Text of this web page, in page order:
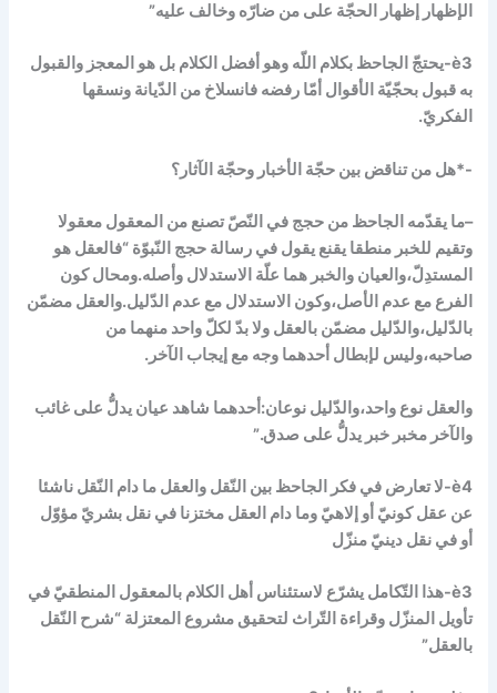
الإظهار إظهار الحجّة على من ضارّه وخالف عليه”
è3-يحتجّ الجاحظ بكلام اللّه وهو أفضل الكلام بل هو المعجز والقبول
به قبول بحجّيّة الأقوال أمّا رفضه فانسلاخ من الدّيانة ونسقها
الفكريّ.
-*هل من تناقض بين حجّة الأخبار وحجّة الآثار؟
–ما يقدّمه الجاحظ من حجج في النّصّ تصنع من المعقول معقولا
وتقيم للخبر منطقا يقنع يقول في رسالة حجج النّبوّة “فالعقل هو
المستدِلّ،والعيان والخبر هما علّة الاستدلال وأصله.ومحال كون
الفرع مع عدم الأصل،وكون الاستدلال مع عدم الدّليل.والعقل مضمّن
بالدّليل،والدّليل مضمّن بالعقل ولا بدّ لكلّ واحد منهما من
صاحبه،وليس لإبطال أحدهما وجه مع إيجاب الآخر.
والعقل نوع واحد،والدّليل نوعان:أحدهما شاهد عيان يدلُّ على غائب
والآخر مخبر خبر يدلُّ على صدق.”
è4-لا تعارض في فكر الجاحظ بين النّقل والعقل ما دام النّقل ناشئا
عن عقل كونيّ أو إلاهيّ وما دام العقل مختزنا في نقل بشريّ مؤوّل
أو في نقل دينيّ منزّل
è3-هذا التّكامل يشرّع لاستئناس أهل الكلام بالمعقول المنطقيّ في
تأويل المنزّل وقراءة التّراث لتحقيق مشروع المعتزلة “شرح النّقل
بالعقل”